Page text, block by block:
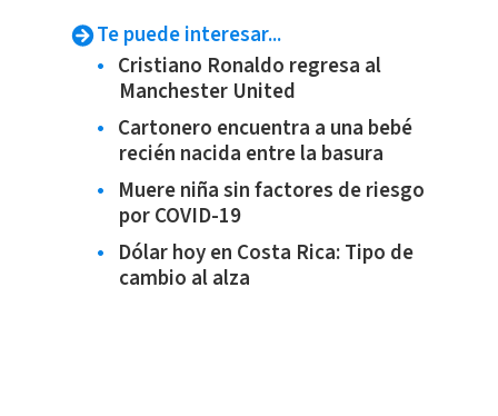
Te puede interesar...
Cristiano Ronaldo regresa al
Manchester United
Cartonero encuentra a una bebé
recién nacida entre la basura
Muere niña sin factores de riesgo
por COVID-19
Dólar hoy en Costa Rica: Tipo de
cambio al alza